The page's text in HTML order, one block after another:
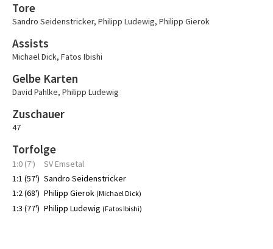
Tore
Sandro Seidenstricker, Philipp Ludewig, Philipp Gierok
Assists
Michael Dick, Fatos Ibishi
Gelbe Karten
David Pahlke, Philipp Ludewig
Zuschauer
47
Torfolge
1:0 (7')
SV Emsetal
1:1 (57') Sandro Seidenstricker
1:2 (68') Philipp Gierok (Michael Dick)
1:3 (77') Philipp Ludewig (Fatos Ibishi)